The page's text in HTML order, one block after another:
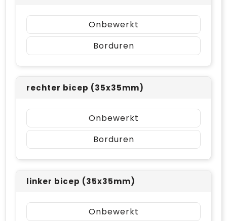
Onbewerkt
Borduren
rechter bicep (35x35mm)
Onbewerkt
Borduren
linker bicep (35x35mm)
Onbewerkt